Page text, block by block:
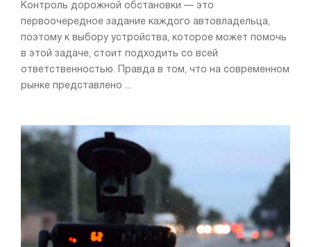
Контроль дорожной обстановки — это
первоочередное задание каждого автовладельца,
поэтому к выбору устройства, которое может помочь
в этой задаче, стоит подходить со всей
ответственностью. Правда в том, что на современном
рынке представлено ...